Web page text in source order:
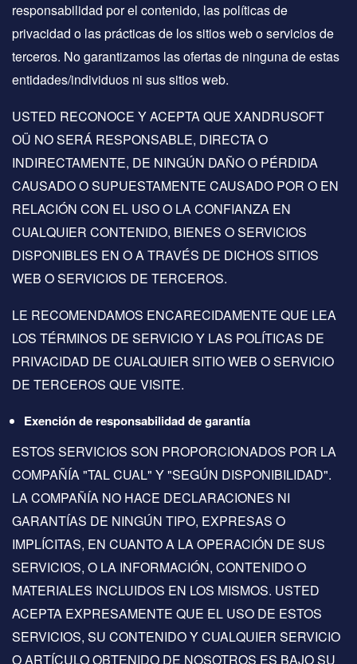
responsabilidad por el contenido, las políticas de
privacidad o las prácticas de los sitios web o servicios de
terceros. No garantizamos las ofertas de ninguna de estas
entidades/individuos ni sus sitios web.
USTED RECONOCE Y ACEPTA QUE XANDRUSOFT
OÜ NO SERÁ RESPONSABLE, DIRECTA O
INDIRECTAMENTE, DE NINGÚN DAÑO O PÉRDIDA
CAUSADO O SUPUESTAMENTE CAUSADO POR O EN
RELACIÓN CON EL USO O LA CONFIANZA EN
CUALQUIER CONTENIDO, BIENES O SERVICIOS
DISPONIBLES EN O A TRAVÉS DE DICHOS SITIOS
WEB O SERVICIOS DE TERCEROS.
LE RECOMENDAMOS ENCARECIDAMENTE QUE LEA
LOS TÉRMINOS DE SERVICIO Y LAS POLÍTICAS DE
PRIVACIDAD DE CUALQUIER SITIO WEB O SERVICIO
DE TERCEROS QUE VISITE.
Exención de responsabilidad de garantía
ESTOS SERVICIOS SON PROPORCIONADOS POR LA
COMPAÑÍA "TAL CUAL" Y "SEGÚN DISPONIBILIDAD".
LA COMPAÑÍA NO HACE DECLARACIONES NI
GARANTÍAS DE NINGÚN TIPO, EXPRESAS O
IMPLÍCITAS, EN CUANTO A LA OPERACIÓN DE SUS
SERVICIOS, O LA INFORMACIÓN, CONTENIDO O
MATERIALES INCLUIDOS EN LOS MISMOS. USTED
ACEPTA EXPRESAMENTE QUE EL USO DE ESTOS
SERVICIOS, SU CONTENIDO Y CUALQUIER SERVICIO
O ARTÍCULO OBTENIDO DE NOSOTROS ES BAJO SU